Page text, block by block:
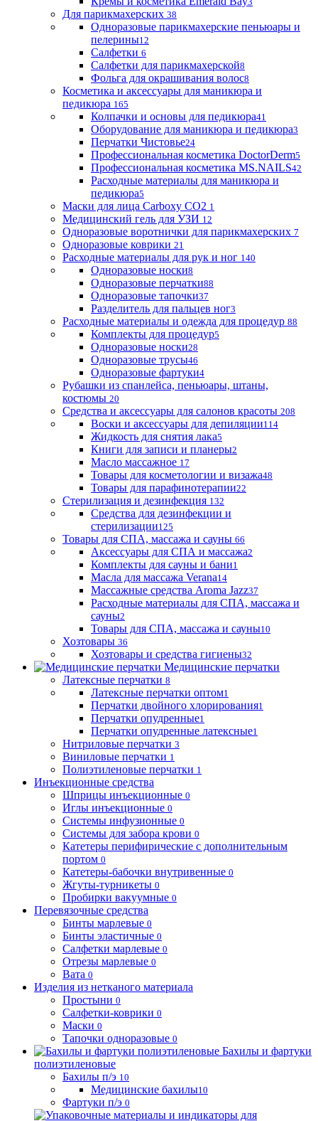
Для парикмахерских 38
Одноразовые парикмахерские пеньюары и
пелерины12
Салфетки 6
Салфетки для парикмахерской8
Фольга для окрашивания волос8
Косметика и аксессуары для маникюра и
педикюра 165
Колпачки и основы для педикюра41
Оборудование для маникюра и педикюра3
Перчатки Чистовье24
Профессиональная косметика DoctorDerm5
Профессиональная косметика MS.NAILS42
Расходные материалы для маникюра и
педикюра5
Маски для лица Carboxy CO2 1
Медицинский гель для УЗИ 12
Одноразовые воротнички для парикмахерских 7
Одноразовые коврики 21
Расходные материалы для рук и ног 140
Одноразовые носки8
Одноразовые перчатки88
Одноразовые тапочки37
Разделитель для пальцев ног3
Расходные материалы и одежда для процедур 88
Комплекты для процедур5
Одноразовые носки28
Одноразовые трусы46
Одноразовые фартуки4
Рубашки из спанлейса, пеньюары, штаны,
костюмы 20
Средства и аксессуары для салонов красоты 208
Воски и аксессуары для депиляции114
Жидкость для снятия лака5
Книги для записи и планеры2
Масло массажное 17
Товары для косметологии и визажа48
Товары для парафинотерапии22
Стерилизация и дезинфекция 132
Средства для дезинфекции и
стерилизации125
Товары для СПА, массажа и сауны 66
Аксессуары для СПА и массажа2
Комплекты для сауны и бани1
Масла для массажа Verana14
Массажные средства Aroma Jazz37
Расходные материалы для СПА, массажа и
сауны2
Товары для СПА, массажа и сауны10
Хозтовары 36
Хозтовары и средства гигиены32
Медицинские перчатки
Латексные перчатки 8
Латексные перчатки оптом1
Перчатки двойного хлорирования1
Перчатки опудренные1
Перчатки опудренные латексные1
Нитриловые перчатки 3
Виниловые перчатки 1
Полиэтиленовые перчатки 1
Инъекционные средства
Шприцы инъекционные 0
Иглы инъекционные 0
Системы инфузионные 0
Системы для забора крови 0
Катетеры перифирические с дополнительным
портом 0
Катетеры-бабочки внутривенные 0
Жгуты-турникеты 0
Пробирки вакуумные 0
Перевязочные средства
Бинты марлевые 0
Бинты эластичные 0
Салфетки марлевые 0
Отрезы марлевые 0
Вата 0
Изделия из нетканого материала
Простыни 0
Салфетки-коврики 0
Маски 0
Тапочки одноразовые 0
Бахилы и фартуки
полиэтиленовые
Бахилы п/э 10
Медицинские бахилы10
Фартуки п/э 0